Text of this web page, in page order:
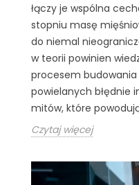
łączy je wspólna
stopniu masę
do niemal
w teorii powinien
procesem budowania
powielanych błędnie
mitów, które
Czytaj więcej